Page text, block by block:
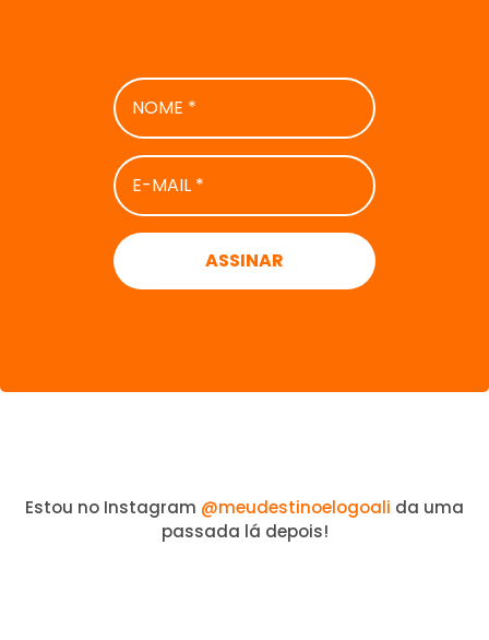
NOME
*
E-
MAIL
*
Estou no Instagram @meudestinoelogoali da uma
passada lá depois!